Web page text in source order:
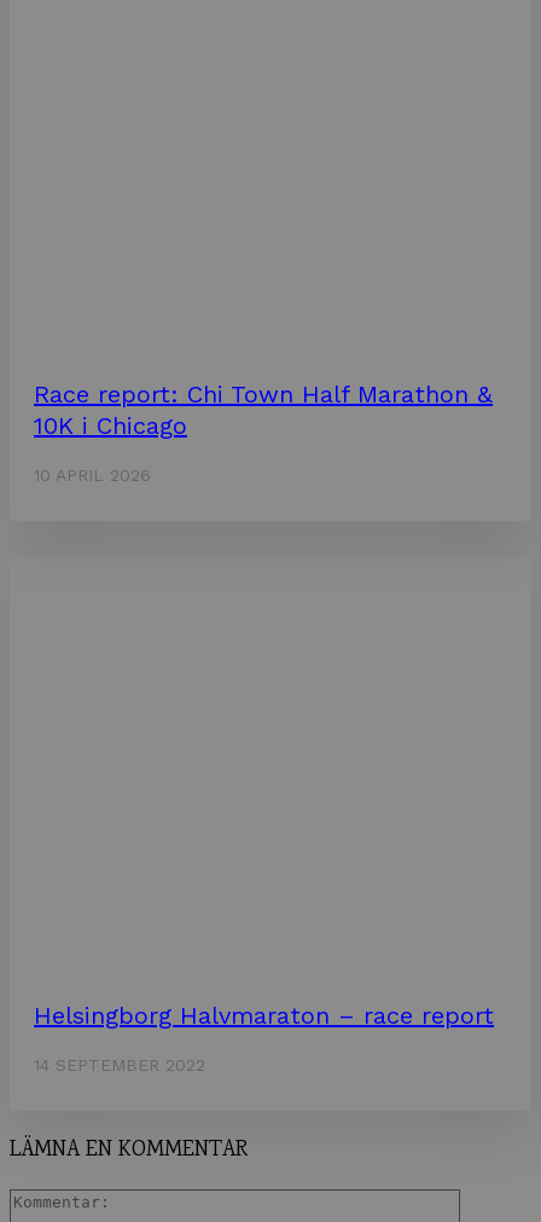
Race report: Chi Town Half Marathon &
10K i Chicago
10 APRIL 2026
Helsingborg Halvmaraton – race report
14 SEPTEMBER 2022
LÄMNA EN KOMMENTAR